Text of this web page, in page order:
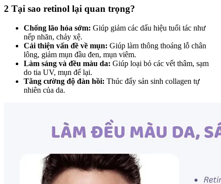
2 Tại sao retinol lại quan trọng?
Chống lão hóa sớm: Giúp giảm các dấu hiệu tuổi tác như
nếp nhăn, chảy xệ.
Cải thiện vấn đề về mụn: Giúp làm thông thoáng lỗ chân
lông, giảm mụn đầu đen, mụn viêm.
Làm sáng và đều màu da: Giúp loại bỏ các vết thâm, sạm
do tia UV, mụn để lại.
Tăng cường độ đàn hồi: Thúc đẩy sản sinh collagen tự
nhiên của da.